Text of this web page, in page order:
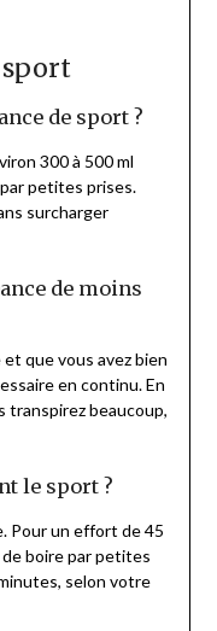
sport
de sport ?
300 à 500 ml
petites prises.
surcharger
de moins
que vous avez bien
en continu. En
transpirez beaucoup,
le sport ?
Pour un effort de 45
boire par petites
selon votre